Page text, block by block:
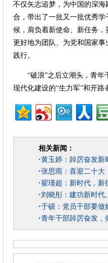
不仅矢志追梦，为中国的深
合，带出了一批又一批优秀
候，肩负着新使命、新任务
更好地为团队、为党和国家
践行。
“破浪”之后立潮头，青年干
现代化建设的“生力军”和开路
相关新闻：
·黄玉婷：踔厉奋发新
·张思雨：喜迎二十大
·翟瑾超：新时代，新
·刘晓彤：建功新时代
·于硕：党员干部要做
·青年干部踔厉奋发，